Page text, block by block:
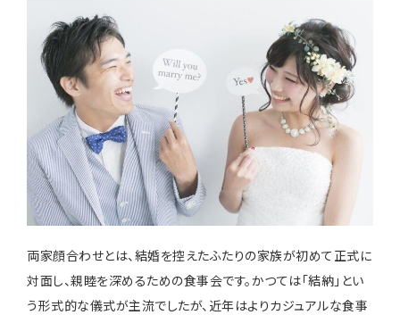
両家顔合わせとは、結婚を控えたふたりの家族が初めて正式に
対面し、親睦を深めるための食事会です。かつては「結納」とい
う形式的な儀式が主流でしたが、近年はよりカジュアルな食事